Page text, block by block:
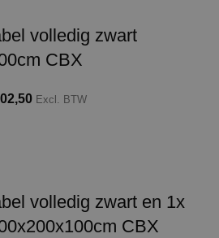
volledig zwart
CBX
Excl. BTW
volledig zwart en 1x
CBX